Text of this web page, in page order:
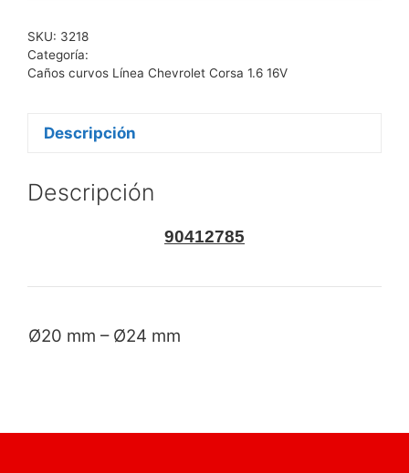
SKU: 3218
Categoría:
Caños curvos Línea Chevrolet Corsa 1.6 16V
Descripción
Descripción
90412785
Ø20 mm – Ø24 mm